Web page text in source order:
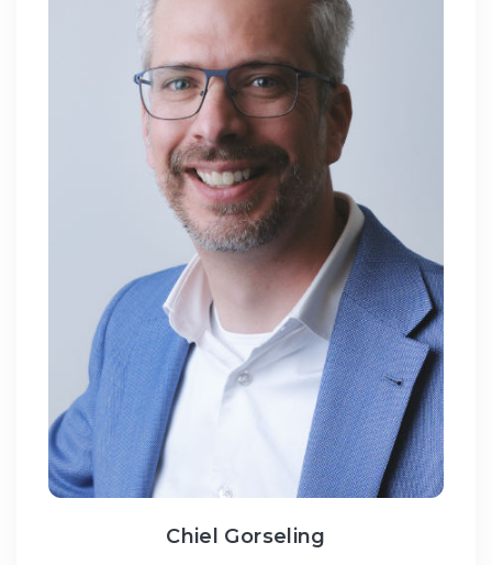
Chiel Gorseling